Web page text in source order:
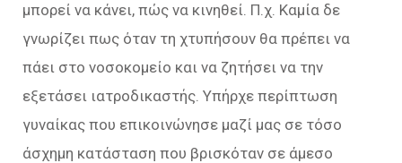
μπορεί να κάνει, πώς να κινηθεί. Π.χ. Καμία δε
γνωρίζει πως όταν τη χτυπήσουν θα πρέπει να
πάει στο νοσοκομείο και να ζητήσει να την
εξετάσει ιατροδικαστής. Υπήρχε περίπτωση
γυναίκας που επικοινώνησε μαζί μας σε τόσο
άσχημη κατάσταση που βρισκόταν σε άμεσο